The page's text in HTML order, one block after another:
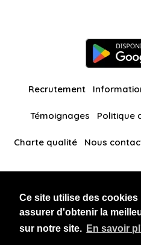
Ce site utilise des
assurer d'obtenir la
sur notre site. En savoir
Recrutement
Témoignages Politique
Charte qualité Nous
BlackAndBeauties